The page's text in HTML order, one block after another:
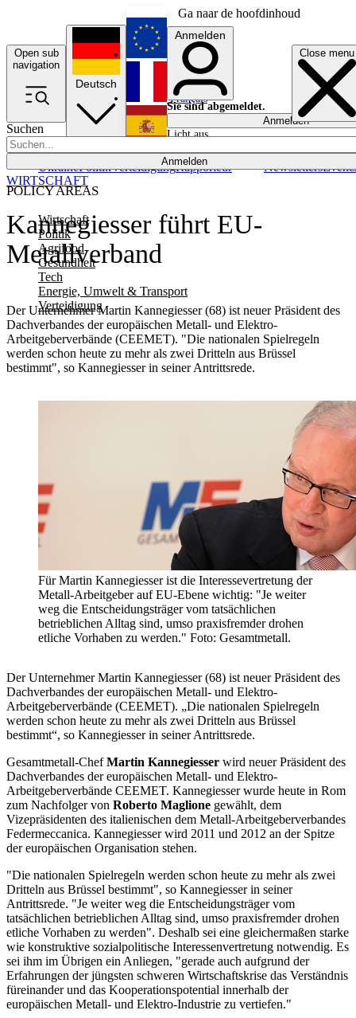
Ga naar de hoofdinhoud
Open sub
navigation
Close menu
Suchen
Anmelden
POLICY AREAS
Wirtschaft
Politik
Agrifood
Gesundheit
Tech
Energie, Umwelt & Transport
Verteidigung
UkrainePolitikVerteidigungRapporteur NewslettersEvents
Deutsch
English
Français
Anmelden
Sie sind abgemeldet.
Anmelden
Licht aus
Kannegiesser führt EU-
Metallverband
Der Unternehmer Martin Kannegiesser (68) ist neuer Präsident des
Dachverbandes der europäischen Metall- und Elektro-
Arbeitgeberverbände (CEEMET). "Die nationalen Spielregeln
werden schon heute zu mehr als zwei Dritteln aus Brüssel
bestimmt", so Kannegiesser in seiner Antrittsrede.
WIRTSCHAFT
Für Martin Kannegiesser ist die Interessevertretung der
Metall-Arbeitgeber auf EU-Ebene wichtig: "Je weiter
weg die Entscheidungsträger vom tatsächlichen
betrieblichen Alltag sind, umso praxisfremder drohen
etliche Vorhaben zu werden." Foto: Gesamtmetall.
Der Unternehmer Martin Kannegiesser (68) ist neuer Präsident des
Dachverbandes der europäischen Metall- und Elektro-
Arbeitgeberverbände (CEEMET). „Die nationalen Spielregeln
werden schon heute zu mehr als zwei Dritteln aus Brüssel
bestimmt“, so Kannegiesser in seiner Antrittsrede.
Gesamtmetall-ChefMartin Kannegiesser wird neuer Präsident des
Dachverbandes der europäischen Metall- und Elektro-
Arbeitgeberverbände CEEMET. Kannegiesser wurde heute in Rom
zum Nachfolger von Roberto Maglione gewählt, dem
Vizepräsidenten des italienischen dem Metall-Arbeitgeberverbandes
Federmeccanica. Kannegiesser wird 2011 und 2012 an der Spitze
der europäischen Organisation stehen.
"Die nationalen Spielregeln werden schon heute zu mehr als zwei
Dritteln aus Brüssel bestimmt", so Kannegiesser in seiner
Antrittsrede. "Je weiter weg die Entscheidungsträger vom
tatsächlichen betrieblichen Alltag sind, umso praxisfremder drohen
etliche Vorhaben zu werden". Deshalb sei eine gleichermaßen starke
wie konstruktive sozialpolitische Interessenvertretung notwendig. Es
sei ihm im Übrigen ein Anliegen, "gerade auch aufgrund der
Erfahrungen der jüngsten schweren Wirtschaftskrise das Verständnis
füreinander und das Kooperationspotential innerhalb der
europäischen Metall- und Elektro-Industrie zu vertiefen."